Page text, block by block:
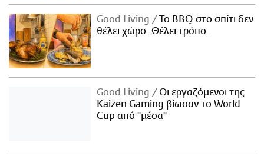
Good Living
Το BBQ στο σπίτι δεν
θέλει χώρο. Θέλει τρόπο.
Good Living
Οι εργαζόμενοι της
Kaizen Gaming βίωσαν το World
Cup από "μέσα"